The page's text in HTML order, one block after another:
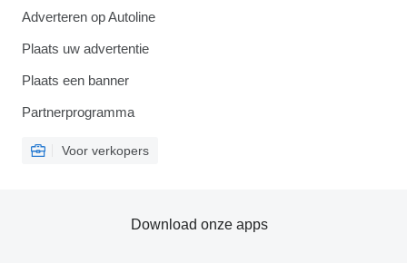
Adverteren op Autoline
Plaats uw advertentie
Plaats een banner
Partnerprogramma
Voor verkopers
Download onze apps